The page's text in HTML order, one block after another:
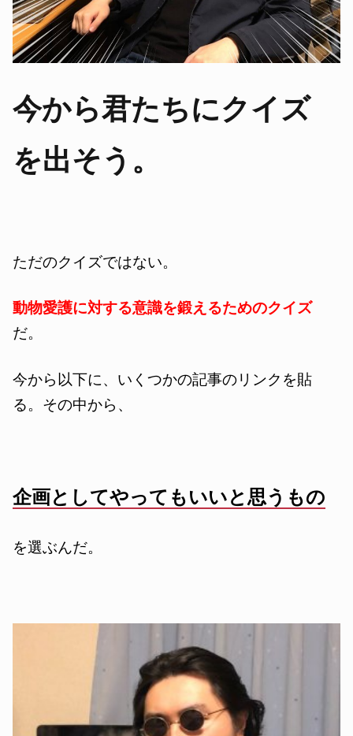
今から君たちにクイズ
を出そう。
ただのクイズではない。
動物愛護に対する意識を鍛えるためのクイズ
だ。
今から以下に、いくつかの記事のリンクを貼
る。その中から、
企画としてやってもいいと思うもの
を選ぶんだ。